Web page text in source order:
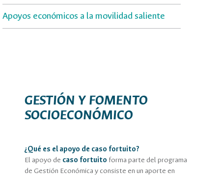
Apoyos económicos a la movilidad saliente
GESTIÓN Y FOMENTO
SOCIOECONÓMICO
¿Qué es el apoyo de caso fortuito?
El apoyo de caso fortuito forma parte del programa
de Gestión Económica y consiste en un aporte en